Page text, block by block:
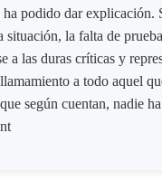
podido dar
la falta de
las duras críticas y
a todo aquel
según cuentan, nadie